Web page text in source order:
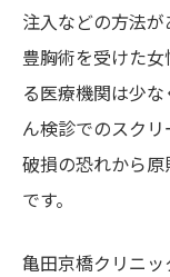
注入などの方法が
豊胸術を受けた
る医療機関は少
ん検診でのスク
破損の恐れから
です。
亀田京橋クリニ